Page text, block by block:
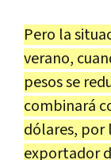
Pero la
verano,
pesos se
combinará
dólares, por
exportador